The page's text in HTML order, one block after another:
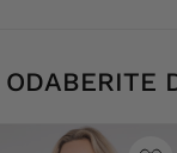
ODABERITE